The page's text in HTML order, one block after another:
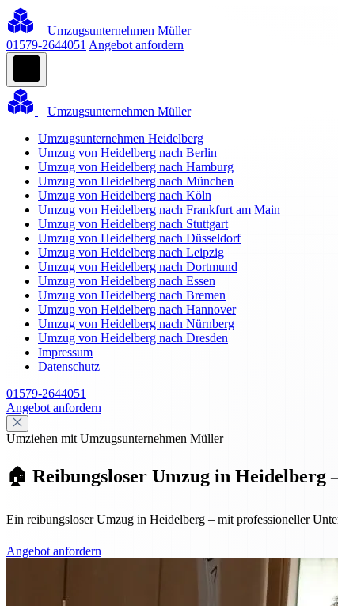
Umzugsunternehmen Müller
01579-2644051 Angebot anfordern
Umzugsunternehmen Müller
Umzugsunternehmen Heidelberg
Umzug von Heidelberg nach Berlin
Umzug von Heidelberg nach Hamburg
Umzug von Heidelberg nach München
Umzug von Heidelberg nach Köln
Umzug von Heidelberg nach Frankfurt am Main
Umzug von Heidelberg nach Stuttgart
Umzug von Heidelberg nach Düsseldorf
Umzug von Heidelberg nach Leipzig
Umzug von Heidelberg nach Dortmund
Umzug von Heidelberg nach Essen
Umzug von Heidelberg nach Bremen
Umzug von Heidelberg nach Hannover
Umzug von Heidelberg nach Nürnberg
Umzug von Heidelberg nach Dresden
Impressum
Datenschutz
01579-2644051
Angebot anfordern
Umziehen mit Umzugsunternehmen Müller
🏠 Reibungsloser Umzug in Heidelberg
Ein reibungsloser Umzug in Heidelberg – mit professioneller
Angebot anfordern